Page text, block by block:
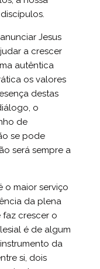
Jesus
a crescer
autêntica
os valores
destas
o
de
se pode
será sempre a
o maior serviço
da plena
faz crescer o
é de algum
da
si, dois